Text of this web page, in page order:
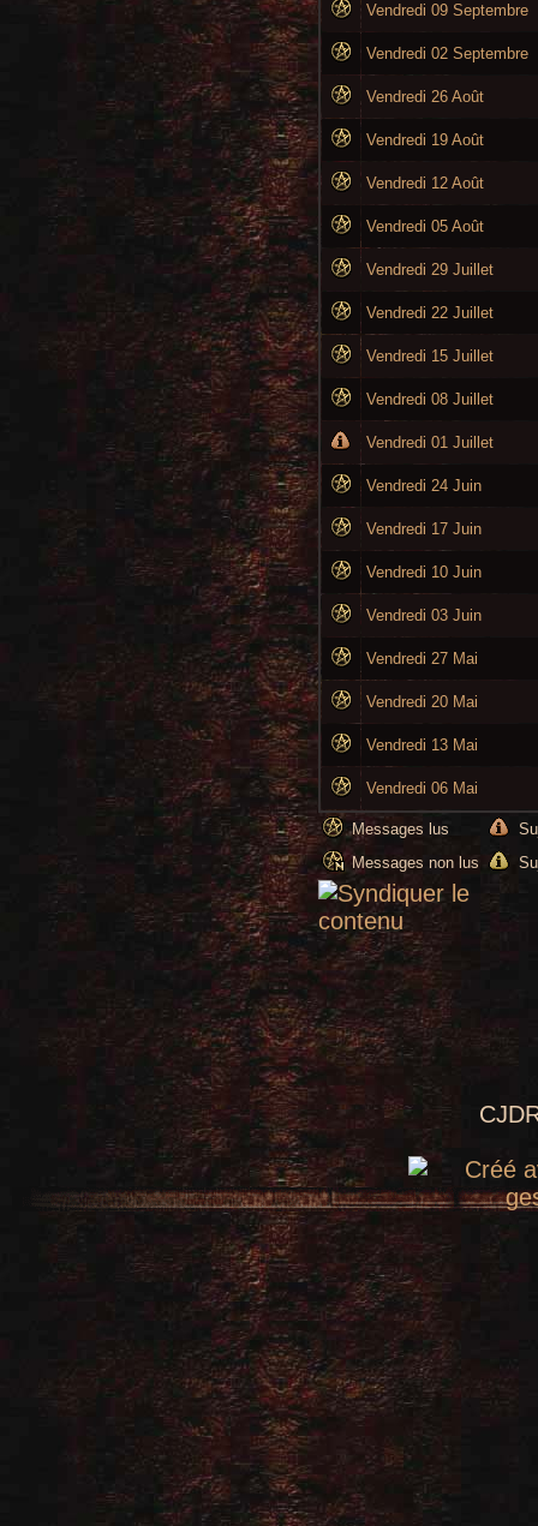
Vendredi 09 Septembre
Vendredi 02 Septembre
Vendredi 26 Août
Vendredi 19 Août
Vendredi 12 Août
Vendredi 05 Août
Vendredi 29 Juillet
Vendredi 22 Juillet
Vendredi 15 Juillet
Vendredi 08 Juillet
Vendredi 01 Juillet
Vendredi 24 Juin
Vendredi 17 Juin
Vendredi 10 Juin
Vendredi 03 Juin
Vendredi 27 Mai
Vendredi 20 Mai
Vendredi 13 Mai
Vendredi 06 Mai
Messages lus
Messages non lus